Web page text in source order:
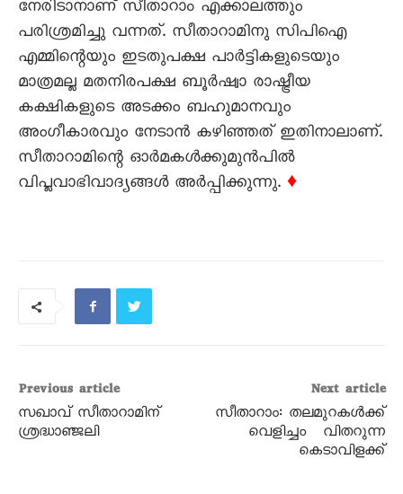
നേരിടാനാണ് സീതാറാം എക്കാലത്തും
പരിശ്രമിച്ചു വന്നത്. സീതാറാമിനു സിപിഐ
എമ്മിന്റെയും ഇടതുപക്ഷ പാർട്ടികളുടെയും
മാത്രമല്ല മതനിരപക്ഷ ബൂര്‍ഷ്വാ രാഷ്ട്രീയ
കക്ഷികളുടെ അടക്കം ബഹുമാനവും
അംഗീകാരവും നേടാന്‍ കഴിഞ്ഞത് ഇതിനാലാണ്.
സീതാറാമിന്റെ ഓര്‍മകള്‍ക്കുമുന്‍പില്‍
വിപ്ലവാഭിവാദ്യങ്ങള്‍ അര്‍പ്പിക്കുന്നു. ♦
Previous article
സഖാവ് സീതാറാമിന്
ശ്രദ്ധാഞ്ജലി
Next article
സീതാറാം: തലമുറകൾക്ക്
വെളിച്ചം വിതറുന്ന
കെടാവിളക്ക്